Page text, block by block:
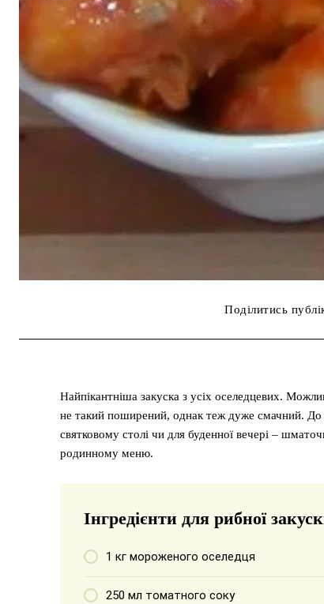
Поділитись
Найпікантніша закуска з усіх оселедцевих.
не такий поширений, однак теж дуже смачний. До
святковому столі чи для буденної вечері –
родинному меню.
Інгредієнти для рибної
1 кг мороженого оселедця
250 мл томатного соку